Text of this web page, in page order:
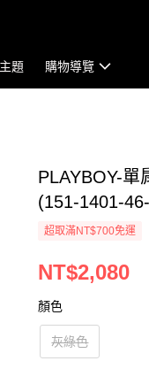
題 購物導覽
PLAYBOY-單
(151-1401-
超取滿NT$700免運
NT$2,080
顏色
灰綠色